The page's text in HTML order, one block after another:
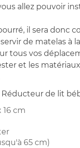
allez pouvoir
il sera donc
de matelas à
tous vos
et les
de lit
16 cm
65 cm)